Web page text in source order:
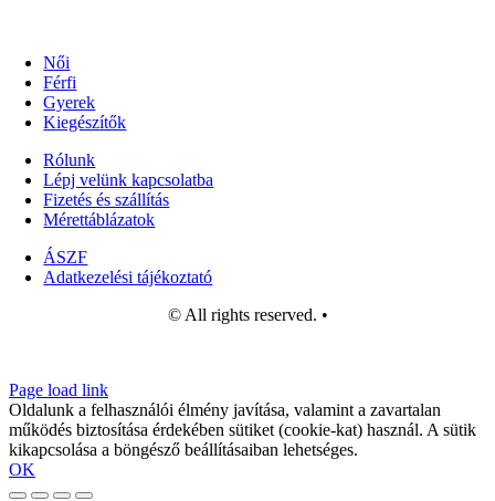
Női
Férfi
Gyerek
Kiegészítők
Rólunk
Lépj velünk kapcsolatba
Fizetés és szállítás
Mérettáblázatok
ÁSZF
Adatkezelési tájékoztató
© All rights reserved. •
Page load link
Oldalunk a felhasználói élmény javítása, valamint a zavartalan
működés biztosítása érdekében sütiket (cookie-kat) használ. A sütik
kikapcsolása a böngésző beállításaiban lehetséges.
OK